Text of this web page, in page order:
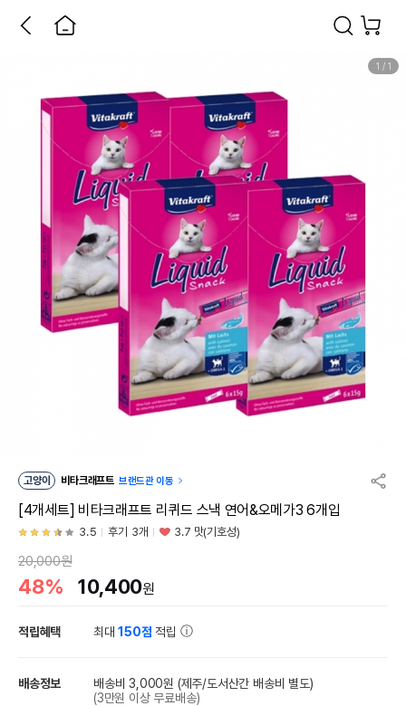
1 / 1
고양이 비타크래프트 브랜드관 이동
[4개세트] 비타크래프트 리퀴드 스낵 연어&오메가3 6개입
3.5 후기 3개 3.7 맛(기호성)
20,000원
48% 10,400원
적립혜택 최대150점 적립
배송정보 배송비 3,000원 (제주/도서산간 배송비 별도)
(3만원 이상 무료배송)